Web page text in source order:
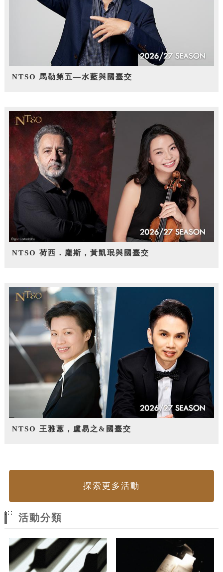
NTSO 馬勒第五—水藍與國臺交
NTSO 荷西．龐斯，黃凱珉與國臺交
NTSO 王雅蕙，盧易之&國臺交
探索更多活動
:::
活動分類